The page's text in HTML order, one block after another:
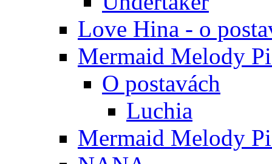
Love Hina - o
Mermaid Melody
O postavách
Luchia
Mermaid Melody